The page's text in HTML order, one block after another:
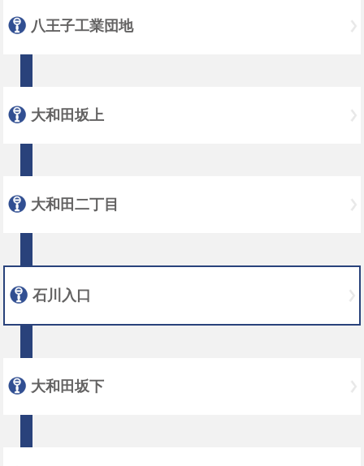
八王子工業団地
大和田坂上
大和田二丁目
石川入口
大和田坂下